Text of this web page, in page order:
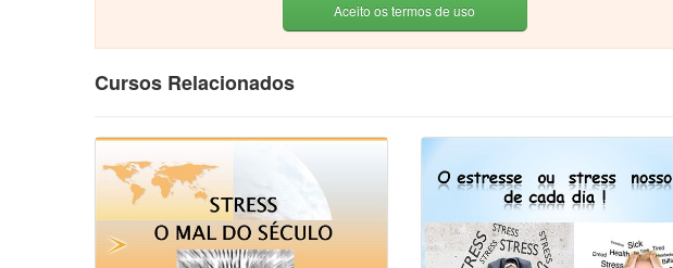
Aceito os termos de uso
Cursos Relacionados